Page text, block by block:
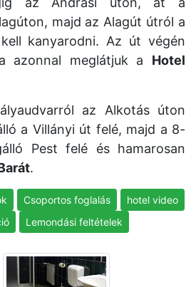
majd az Alagút útról a
kanyarodni. Az út végén
azonnal meglátjuk a Hotel
az Alkotás úton
a Villányi út felé, majd a 8-
Pest felé és hamarosan
.
Csoportos foglalás
hotel video
Lemondási feltételek